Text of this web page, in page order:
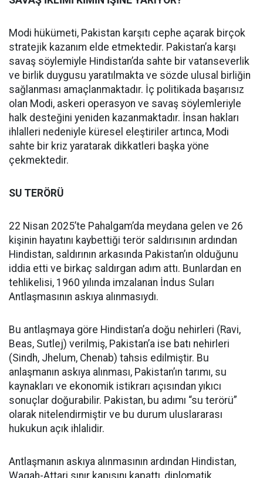
Modi hükümeti, Pakistan karşıtı cephe açarak birçok
stratejik kazanım elde etmektedir. Pakistan’a karşı
savaş söylemiyle Hindistan’da sahte bir vatanseverlik
ve birlik duygusu yaratılmakta ve sözde ulusal birliğin
sağlanması amaçlanmaktadır. İç politikada başarısız
olan Modi, askeri operasyon ve savaş söylemleriyle
halk desteğini yeniden kazanmaktadır. İnsan hakları
ihlalleri nedeniyle küresel eleştiriler artınca, Modi
sahte bir kriz yaratarak dikkatleri başka yöne
çekmektedir.
SU TERÖRÜ
22 Nisan 2025’te Pahalgam’da meydana gelen ve 26
kişinin hayatını kaybettiği terör saldırısının ardından
Hindistan, saldırının arkasında Pakistan’ın olduğunu
iddia etti ve birkaç saldırgan adım attı. Bunlardan en
tehlikelisi, 1960 yılında imzalanan İndus Suları
Antlaşmasının askıya alınmasıydı.
Bu antlaşmaya göre Hindistan’a doğu nehirleri (Ravi,
Beas, Sutlej) verilmiş, Pakistan’a ise batı nehirleri
(Sindh, Jhelum, Chenab) tahsis edilmiştir. Bu
anlaşmanın askıya alınması, Pakistan’ın tarımı, su
kaynakları ve ekonomik istikrarı açısından yıkıcı
sonuçlar doğurabilir. Pakistan, bu adımı “su terörü”
olarak nitelendirmiştir ve bu durum uluslararası
hukukun açık ihlalidir.
Antlaşmanın askıya alınmasının ardından Hindistan,